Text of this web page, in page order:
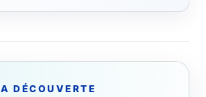
DÉCOUVERTE